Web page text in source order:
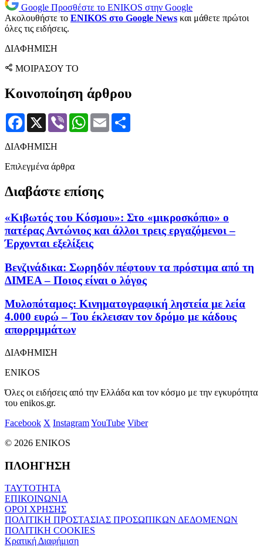
Google Προσθέστε το ENIKOS στην Google
Ακολουθήστε το ENIKOS στο Google News και μάθετε πρώτοι
όλες τις ειδήσεις.
ΔΙΑΦΗΜΙΣΗ
ΜΟΙΡΑΣΟΥ ΤΟ
Κοινοποίηση άρθρου
Facebook
X Viber WhatsApp
Email
ΔΙΑΦΗΜΙΣΗ
Επιλεγμένα άρθρα
Διαβάστε επίσης
«Κιβωτός του Κόσμου»: Στο «μικροσκόπιο» ο
πατέρας Αντώνιος και άλλοι τρεις εργαζόμενοι –
Έρχονται εξελίξεις
Βενζινάδικα: Σωρηδόν πέφτουν τα πρόστιμα από τη
ΔΙΜΕΑ – Ποιος είναι ο λόγος
Μυλοπόταμος: Κινηματογραφική ληστεία με λεία
4.000 ευρώ – Του έκλεισαν τον δρόμο με κάδους
απορριμμάτων
ΔΙΑΦΗΜΙΣΗ
ENIKOS
Όλες οι ειδήσεις από την Ελλάδα και τον κόσμο με την εγκυρότητα
του enikos.gr.
Facebook X InstagramYouTube Viber
© 2026 ENIKOS
ΠΛΟΗΓΗΣΗ
ΤΑΥΤΟΤΗΤΑ
ΕΠΙΚΟΙΝΩΝΙΑ
ΟΡΟΙ ΧΡΗΣΗΣ
ΠΟΛΙΤΙΚΗ ΠΡΟΣΤΑΣΙΑΣ ΠΡΟΣΩΠΙΚΩΝ ΔΕΔΟΜΕΝΩΝ
ΠΟΛΙΤΙΚΗ COOKIES
Κρατική Διαφήμιση